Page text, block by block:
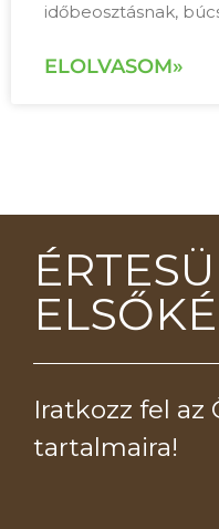
időbeosztásnak,
ELOLVASOM»
Iratkozz fel az
tartalmaira!